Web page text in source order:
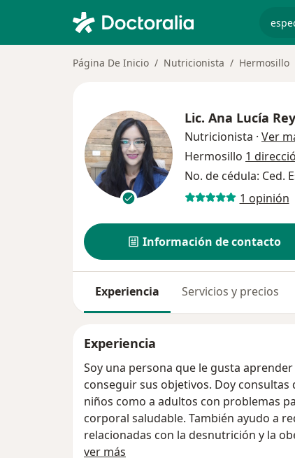
Página De Inicio Nutricionista Hermosillo
Lic. Ana Lucía
Nutricionista · Ver
Hermosillo 1
No. de cédula: Ced.
1 opinión
Información de contacto
Experiencia Servicios y precios
Experiencia
Soy una persona que le gusta
conseguir sus objetivos. Doy
niños como a adultos con problemas
corporal saludable. También ayudo a
relacionadas con la desnutrición y la
e incluye: evaluación, diagnóstico,
ver más